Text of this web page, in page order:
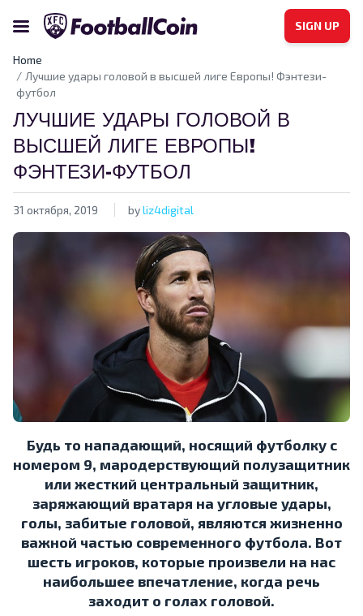
SIGN UP
Home
Лучшие удары головой в высшей лиге Европы! Фэнтези-
футбол
ЛУЧШИЕ УДАРЫ ГОЛОВОЙ В
ВЫСШЕЙ ЛИГЕ ЕВРОПЫ!
ФЭНТЕЗИ-ФУТБОЛ
31 октября, 2019 byliz4digital
Будь то нападающий, носящий футболку с
номером 9, мародерствующий полузащитник
или жесткий центральный защитник,
заряжающий вратаря на угловые удары,
голы, забитые головой, являются жизненно
важной частью современного футбола. Вот
шесть игроков, которые произвели на нас
наибольшее впечатление, когда речь
заходит о голах головой.